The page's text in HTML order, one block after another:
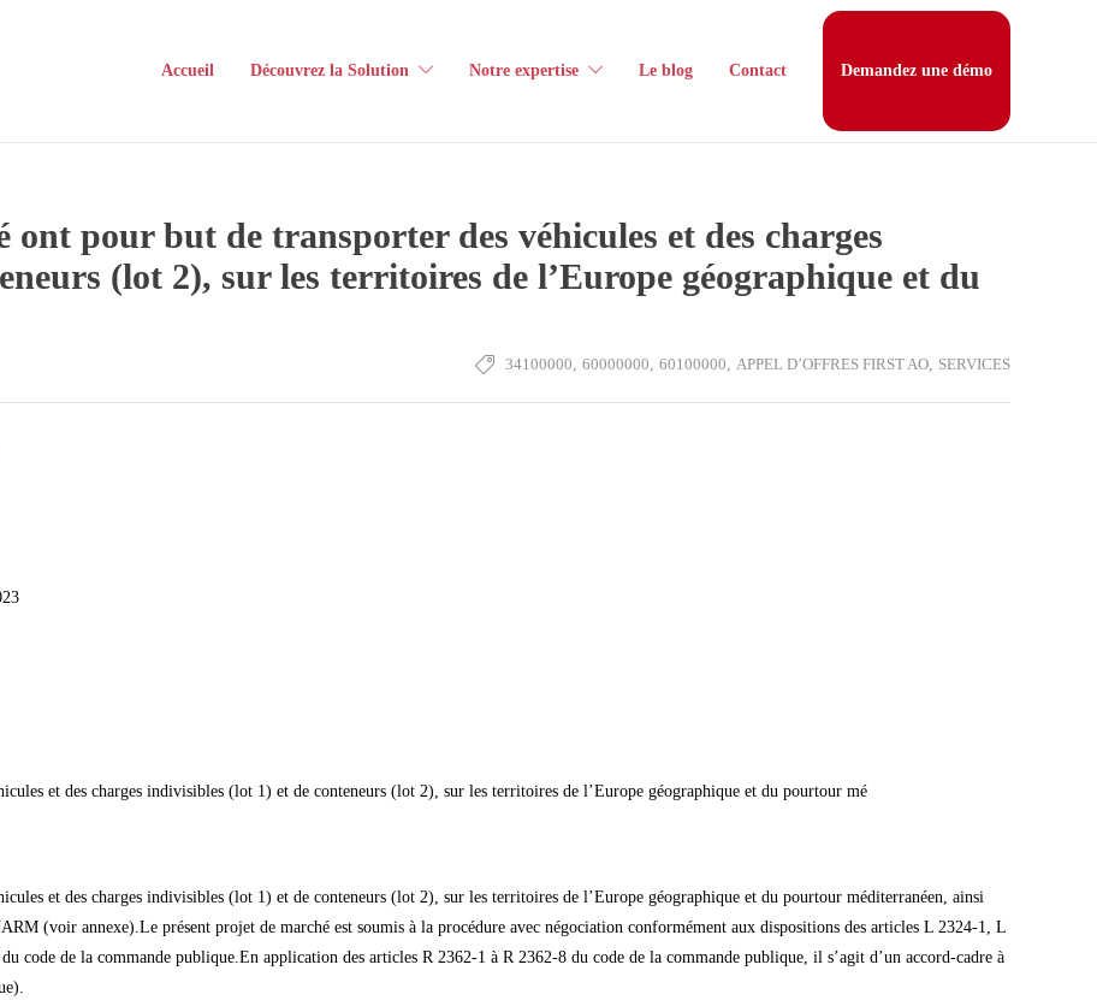
Accueil Découvrez la Solution Notre expertise Le blog Contact Demandez une démo
ont pour but de transporter des véhicules et des charges
(lot 2), sur les territoires de l’Europe géographique et du
34100000, 60000000, 60100000, APPEL D’OFFRES FIRST AO, SERVICES
et des charges indivisibles (lot 1) et de conteneurs (lot 2), sur les territoires de l’Europe géographique et du pourtour mé
et des charges indivisibles (lot 1) et de conteneurs (lot 2), sur les territoires de l’Europe géographique et du pourtour méditerranéen, ainsi
(voir annexe).Le présent projet de marché est soumis à la procédure avec négociation conformément aux dispositions des articles L 2324-1, L
code de la commande publique.En application des articles R 2362-1 à R 2362-8 du code de la commande publique, il s’agit d’un accord-cadre à